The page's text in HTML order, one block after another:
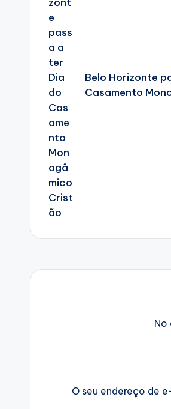
Belo Horizonte
Casamento
No
O seu endereço de